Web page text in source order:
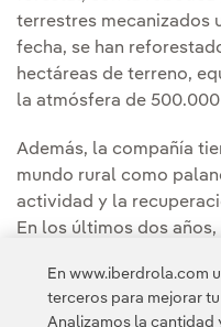
terrestres mecanizados
fecha, se han
hectáreas de terreno,
la atmósfera de
Además, la compañía
mundo rural como
actividad y la
En los últimos dos
eólicas y solares en
autónomas, con una
En www.iberdrola.com
terceros para mejorar
Analizamos la cantidad